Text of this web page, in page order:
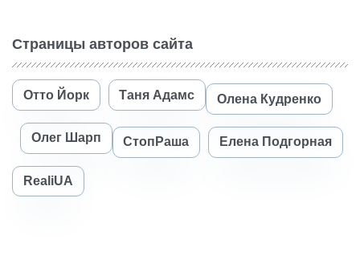
Страницы авторов сайта
Отто Йорк Таня Адамс Олена Кудренко
Олег Шарп СтопРаша Елена Подгорная
RealiUA